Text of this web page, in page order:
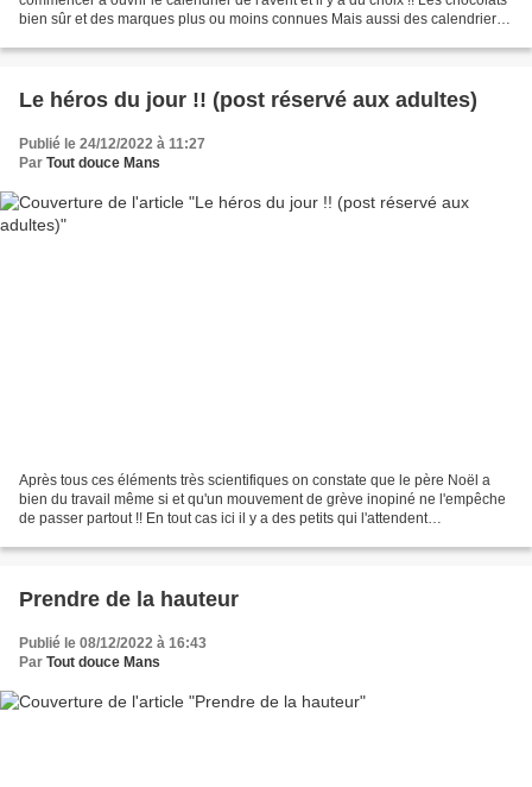
bien sûr et des marques plus ou moins connues Mais aussi des calendriers
Le héros du jour !! (post réservé aux adultes)
Publié le 24/12/2022 à 11:27
Par Tout douce Mans
Après tous ces éléments très scientifiques on constate que le père Noël a
bien du travail même si et qu'un mouvement de grève inopiné ne l'empêche
de passer partout !! En tout cas ici il y a des petits qui l'attendent
Prendre de la hauteur
Publié le 08/12/2022 à 16:43
Par Tout douce Mans